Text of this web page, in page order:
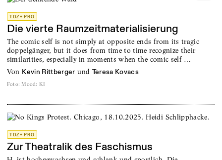
TDZ+ PRO
Die vierte Raumzeitmaterialisierung
The comic self is not simply at opposite ends from its tragic
doppelgänger, but it does from time to time recognize their
similarities, especially in moments when the comic self …
von Kevin Rittberger und Teresa Kovacs
Foto: Mood: KI
TDZ+ PRO
Zur Theatralik des Faschismus